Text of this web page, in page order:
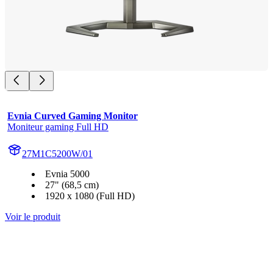
Evnia Curved Gaming Monitor
Moniteur gaming Full HD
27M1C5200W/01
Evnia 5000
27" (68,5 cm)
1920 x 1080 (Full HD)
Voir le produit